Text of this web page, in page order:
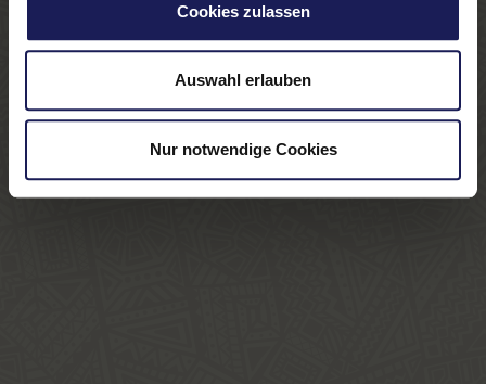
Cookies zulassen
Auswahl erlauben
Nur notwendige Cookies